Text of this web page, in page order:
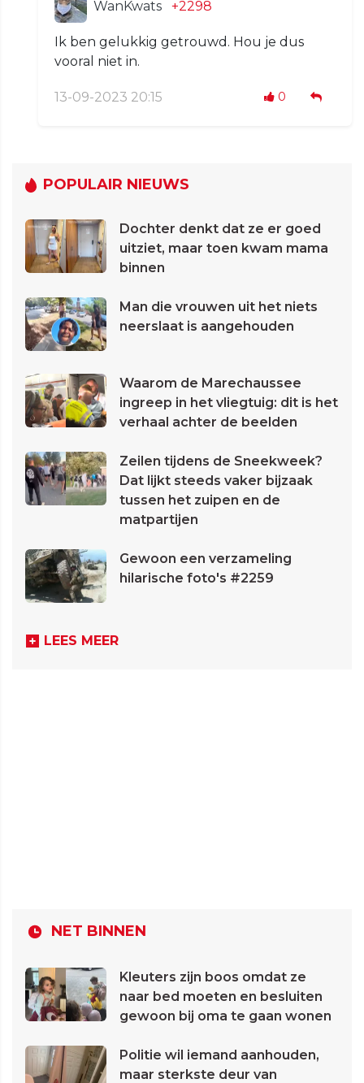
WanKwats +2298
Ik ben gelukkig getrouwd. Hou je dus
vooral niet in.
13-09-2023 20:15 0
POPULAIR NIEUWS
Dochter denkt dat ze er goed
uitziet, maar toen kwam mama
binnen
Man die vrouwen uit het niets
neerslaat is aangehouden
Waarom de Marechaussee
ingreep in het vliegtuig: dit is het
verhaal achter de beelden
Zeilen tijdens de Sneekweek?
Dat lijkt steeds vaker bijzaak
tussen het zuipen en de
matpartijen
Gewoon een verzameling
hilarische foto's #2259
LEES MEER
NET BINNEN
Kleuters zijn boos omdat ze
naar bed moeten en besluiten
gewoon bij oma te gaan wonen
Politie wil iemand aanhouden,
maar sterkste deur van